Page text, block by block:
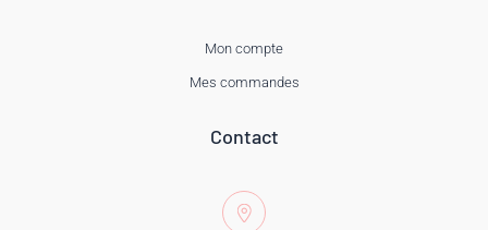
Mon compte
Mes commandes
Contact